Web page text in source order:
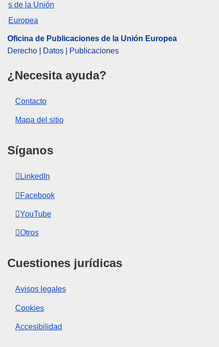
Oficina de Publicaciones de la Unión Europea
Derecho | Datos | Publicaciones
¿Necesita ayuda?
Contacto
Mapa del sitio
Síganos
LinkedIn
Facebook
YouTube
Otros
Cuestiones jurídicas
Avisos legales
Cookies
Accesibilidad